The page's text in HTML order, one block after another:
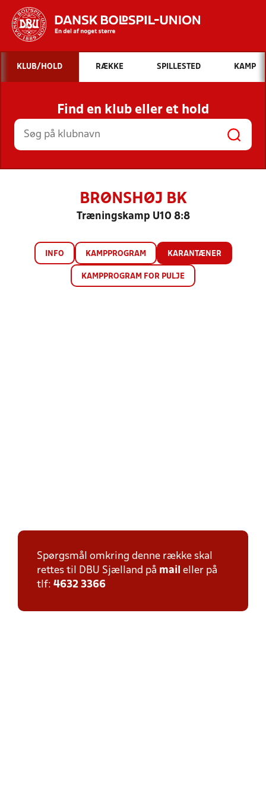
Hvad vil du søge efter?
INDHOLD OG NYHEDER
STILLINGER, RESULTATER, KLUBBER OG
HOLD
KLUB/HOLD RÆKKE SPILLESTED KAMP
Find en klub eller et hold
BRØNSHØJ BK
Træningskamp U10 8:8
INFO KAMPPROGRAM KARANTÆNER
KAMPPROGRAM FOR PULJE
Spørgsmål omkring denne række skal
rettes til DBU Sjælland på mail eller på
tlf: 4632 3366